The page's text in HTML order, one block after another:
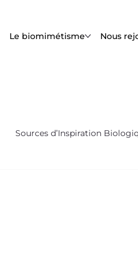
Le biomimétisme Nous
Sources d’Inspiration